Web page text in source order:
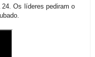
Os líderes pediram o